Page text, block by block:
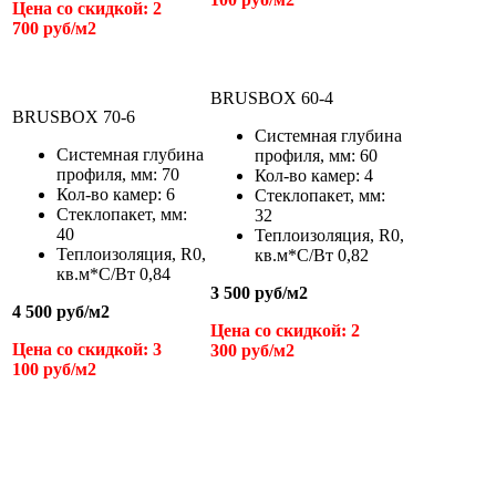
Цена со скидкой: 2
700 руб/м2
BRUSBOX 70-6
Системная глубина
профиля, мм: 70
Кол-во камер: 6
Стеклопакет, мм:
40
Теплоизоляция, R0,
кв.м*С/Вт 0,84
4 500 руб/м2
Цена со скидкой: 3
100 руб/м2
BRUSBOX 60-4
Системная глубина
профиля, мм: 60
Кол-во камер: 4
Стеклопакет, мм:
32
Теплоизоляция, R0,
кв.м*С/Вт 0,82
3 500 руб/м2
Цена со скидкой: 2
300 руб/м2